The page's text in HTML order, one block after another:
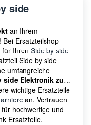
side
an Ihrem
Bei Ersatzteilshop
für Ihren Side by side
Side by side
umfangreiche
side Elektronik zu
wichtige Ersatzteile
an. Vertrauen
hochwertige und
Ersatzteile.